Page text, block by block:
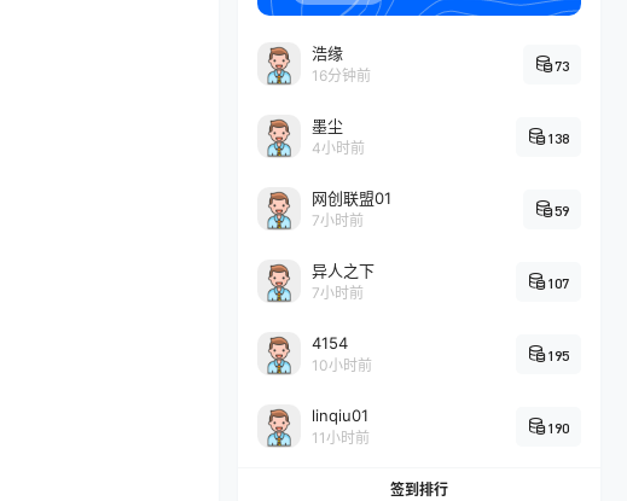
浩缘
16分钟前
73
墨尘
4小时前
138
网创联盟01
7小时前
59
异人之下
7小时前
107
4154
10小时前
195
linqiu01
11小时前
190
签到排行